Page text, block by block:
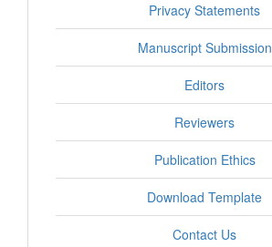
Privacy Statements
Manuscript Submission
Editors
Reviewers
Publication Ethics
Download Template
Contact Us